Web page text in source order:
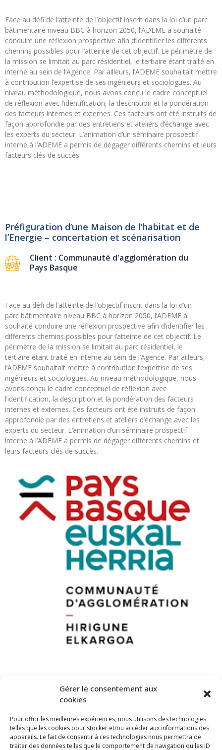
Gérer le consentement aux
cookies
Pour offrir les meilleures expériences, nous utilisons des technologies
telles que les cookies pour stocker et/ou accéder aux informations des
appareils. Le fait de consentir à ces technologies nous permettra de
traiter des données telles que le comportement de navigation ou les ID
Face au défi de l’atteinte de l’objectif inscrit dans la loi d’un parc
bâtimentaire niveau BBC à horizon 2050, l’ADEME a souhaité
conduire une réflexion prospective afin d’identifier les différents
chemins possibles pour l’atteinte de cet objectif. Le périmètre de
la mission se limitait au parc résidentiel, le tertiaire étant traité en
interne au sein de l’Agence. Par ailleurs, l’ADEME souhaitait mettre
à contribution l’expertise de ses ingénieurs et sociologues. Au
niveau méthodologique, nous avons conçu le cadre conceptuel
de réflexion avec l’identification, la description et la pondération
des facteurs internes et externes. Ces facteurs ont été instruits de
façon approfondie par des entretiens et ateliers d’échange avec
les experts du secteur. L’animation d’un séminaire prospectif
interne à l’ADEME a permis de dégager différents chemins et leurs
facteurs clés de succès.
Préfiguration d’une Maison de l’habitat et de
l’Energie – concertation et scénarisation
Client : Communauté d'agglomération du
Pays Basque
Face au défi de l’atteinte de l’objectif inscrit dans la loi d’un
parc bâtimentaire niveau BBC à horizon 2050, l’ADEME a
souhaité conduire une réflexion prospective afin d’identifier les
différents chemins possibles pour l’atteinte de cet objectif. Le
périmètre de la mission se limitait au parc résidentiel, le
tertiaire étant traité en interne au sein de l’Agence. Par ailleurs,
l’ADEME souhaitait mettre à contribution l’expertise de ses
ingénieurs et sociologues. Au niveau méthodologique, nous
avons conçu le cadre conceptuel de réflexion avec
l’identification, la description et la pondération des facteurs
internes et externes. Ces facteurs ont été instruits de façon
approfondie par des entretiens et ateliers d’échange avec les
experts du secteur. L’animation d’un séminaire prospectif
interne à l’ADEME a permis de dégager différents chemins et
leurs facteurs clés de succès.